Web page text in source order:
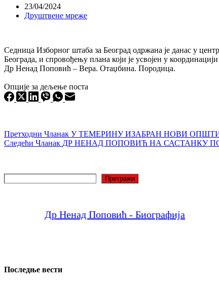
23/04/2024
Друштвене мреже
Седница Изборног штаба за Београд одржана је данас у
Београда, и спровођењу плана који је усвојен у
Др Ненад Поповић – Вера. Отаџбина. Породица.
Опције за дељење поста
Претходни Чланак У ТЕМЕРИНУ ИЗАБРАН НОВИ
Следећи Чланак ДР НЕНАД ПОПОВИЋ НА САСТАНКУ
Претражи
Др Ненад Поповић - Биографија
Последње вести